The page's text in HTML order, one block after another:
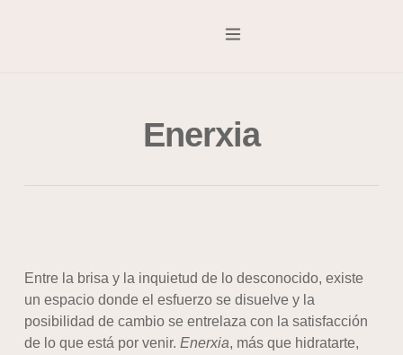
Enerxia
Entre la brisa y la inquietud de lo desconocido, existe
un espacio donde el esfuerzo se disuelve y la
posibilidad de cambio se entrelaza con la satisfacción
de lo que está por venir. Enerxia, más que hidratarte,